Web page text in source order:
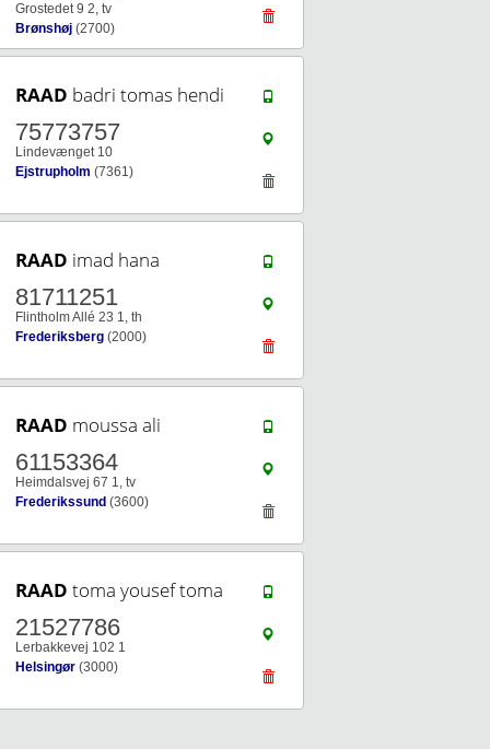
Grostedet 9 2, tv
Brønshøj (2700)
RAAD badri tomas hendi
75773757
Lindevænget 10
Ejstrupholm (7361)
RAAD imad hana
81711251
Flintholm Allé 23 1, th
Frederiksberg (2000)
RAAD moussa ali
61153364
Heimdalsvej 67 1, tv
Frederikssund (3600)
RAAD toma yousef toma
21527786
Lerbakkevej 102 1
Helsingør (3000)